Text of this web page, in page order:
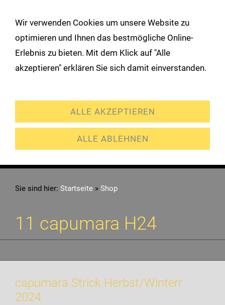
Navigation öffnen
Sie sind hier: Startseite » Shop
11 capumara H24
capumara Strick Herbst/Winterr
2024
Wir verwenden Cookies um unsere Website zu
optimieren und Ihnen das bestmögliche Online-
Erlebnis zu bieten. Mit dem Klick auf "Alle
akzeptieren" erklären Sie sich damit einverstanden.
ALLE AKZEPTIEREN
ALLE ABLEHNEN